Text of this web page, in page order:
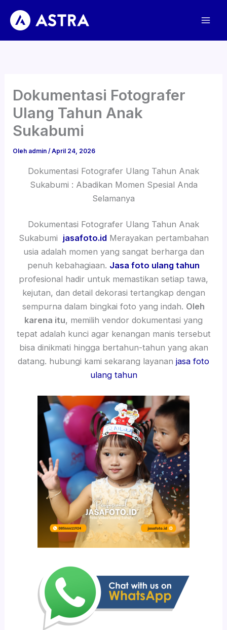
konten
Dokumentasi Fotografer
Ulang Tahun Anak
Sukabumi
Oleh admin/April 24, 2026
Dokumentasi Fotografer Ulang Tahun Anak
Sukabumi : Abadikan Momen Spesial Anda
Selamanya
Dokumentasi Fotografer Ulang Tahun Anak
Sukabumi jasafoto.idMerayakan pertambahan
usia adalah momen yang sangat berharga dan
penuh kebahagiaan. Jasa foto ulang tahun
profesional hadir untuk memastikan setiap tawa,
kejutan, dan detail dekorasi tertangkap dengan
sempurna dalam bingkai foto yang indah. Oleh
karena itu, memilih vendor dokumentasi yang
tepat adalah kunci agar kenangan manis tersebut
bisa dinikmati hingga bertahun-tahun yang akan
datang. hubungi kami sekarang layanan jasa foto
ulang tahun